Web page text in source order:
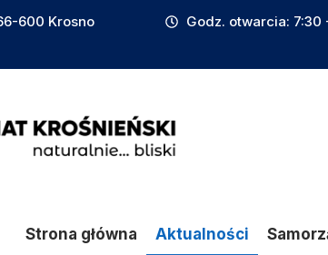
600 Krosno
Godz. otwarcia: 7:30
Strona główna Aktualności